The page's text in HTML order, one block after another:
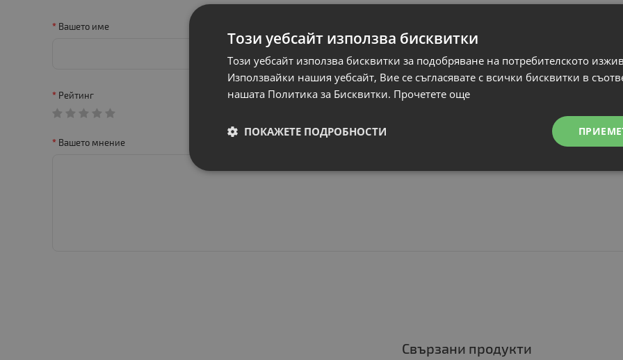
Вашето име
Рейтинг
Вашето мнение
Свързани продукти
Този уебсайт използва бисквитки
Този уебсайт използва бисквитки за подобряване на потребителското
Използвайки нашия уебсайт, Вие се съгласявате с всички бисквитки в
нашата Политика за Бисквитки. Прочетете още
ПОКАЖЕТЕ ПОДРОБНОСТИ